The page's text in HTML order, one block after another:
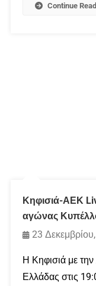
Continue
Κηφισιά-ΑΕΚ
αγώνας
23
Η Κηφισιά με
Ελλάδας στις